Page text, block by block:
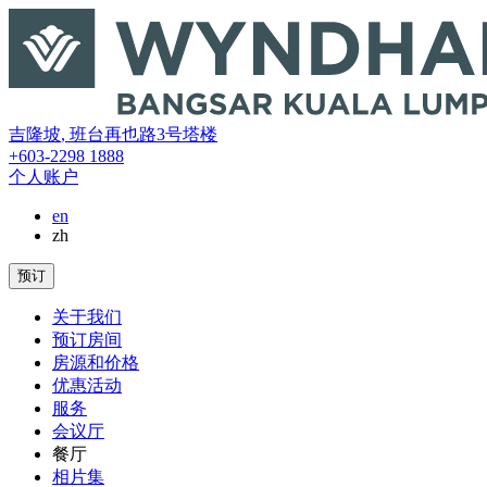
吉隆坡, 班台再也路3号塔楼
+603-2298 1888
个人账户
en
zh
预订
关于我们
预订房间
房源和价格
优惠活动
服务
会议厅
餐厅
相片集